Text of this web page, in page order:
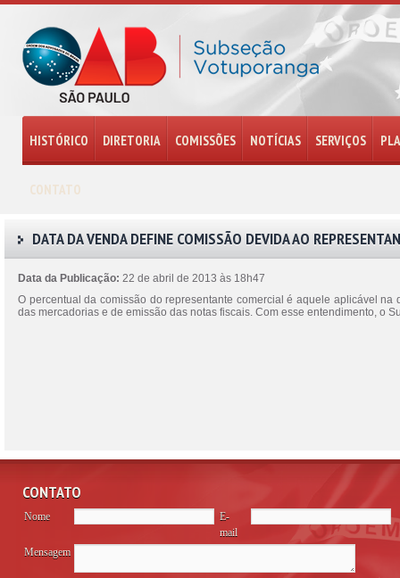
HISTÓRICO DIRETORIA COMISSÕES NOTÍCIAS SERVIÇOS
CONTATO
DATA DA VENDA DEFINE COMISSÃO DEVIDA AO
Data da Publicação: 22 de abril de 2013 às 18h47
O percentual da comissão do representante comercial é aquele aplicável
das mercadorias e de emissão das notas fiscais. Com esse entendimento, o
CONTATO
Nome
E-
mail
Mensagem